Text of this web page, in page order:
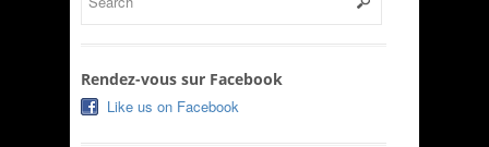
Rendez-vous sur Facebook
Like us on Facebook